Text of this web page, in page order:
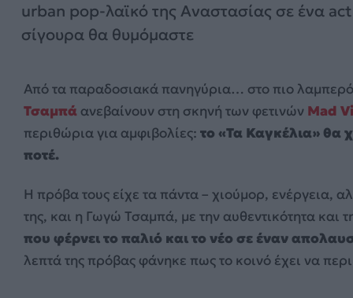
urban pop-λαϊκό της Αναστασίας σε ένα
σίγουρα θα θυμόμαστε
Από τα παραδοσιακά πανηγύρια… στο πιο
Τσαμπά ανεβαίνουν στη σκηνή των φετινών Mad
περιθώρια για αμφιβολίες: το «Τα Καγκέλια» θα
ποτέ.
Η πρόβα τους είχε τα πάντα – χιούμορ, ενέργεια,
της, και η Γωγώ Τσαμπά, με την αυθεντικότητα και
που φέρνει το παλιό και το νέο σε έναν
λεπτά της πρόβας φάνηκε πως το κοινό έχει να